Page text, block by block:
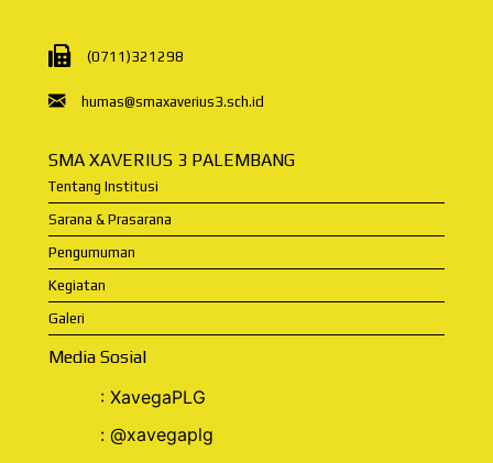
(0711)321298
humas@smaxaverius3.sch.id
SMA XAVERIUS 3 PALEMBANG
Tentang Institusi
Sarana & Prasarana
Pengumuman
Kegiatan
Galeri
Media Sosial
: XavegaPLG
: @xavegaplg